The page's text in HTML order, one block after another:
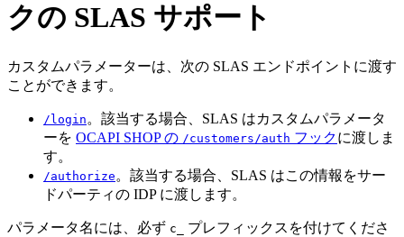
クの SLAS サポート
カスタムパラメーターは、次の SLAS エンドポイントに渡す
ことができます。
/login 。該当する場合、SLAS はカスタムパラメータ
ーを OCAPI SHOP の /customers/auth フックに渡しま
す。
/authorize 。該当する場合、SLAS はこの情報をサー
ドパーティの IDP に渡します。
パラメータ名には、必ず c_
プレフィックスを付けてくださ